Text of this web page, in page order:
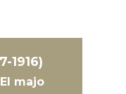
1916)
majo